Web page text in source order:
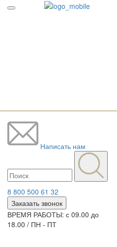
Написать нам
8 800 500 61 32
Заказать звонок
ВРЕМЯ РАБОТЫ: с 09.00 до
18.00 / ПН - ПТ